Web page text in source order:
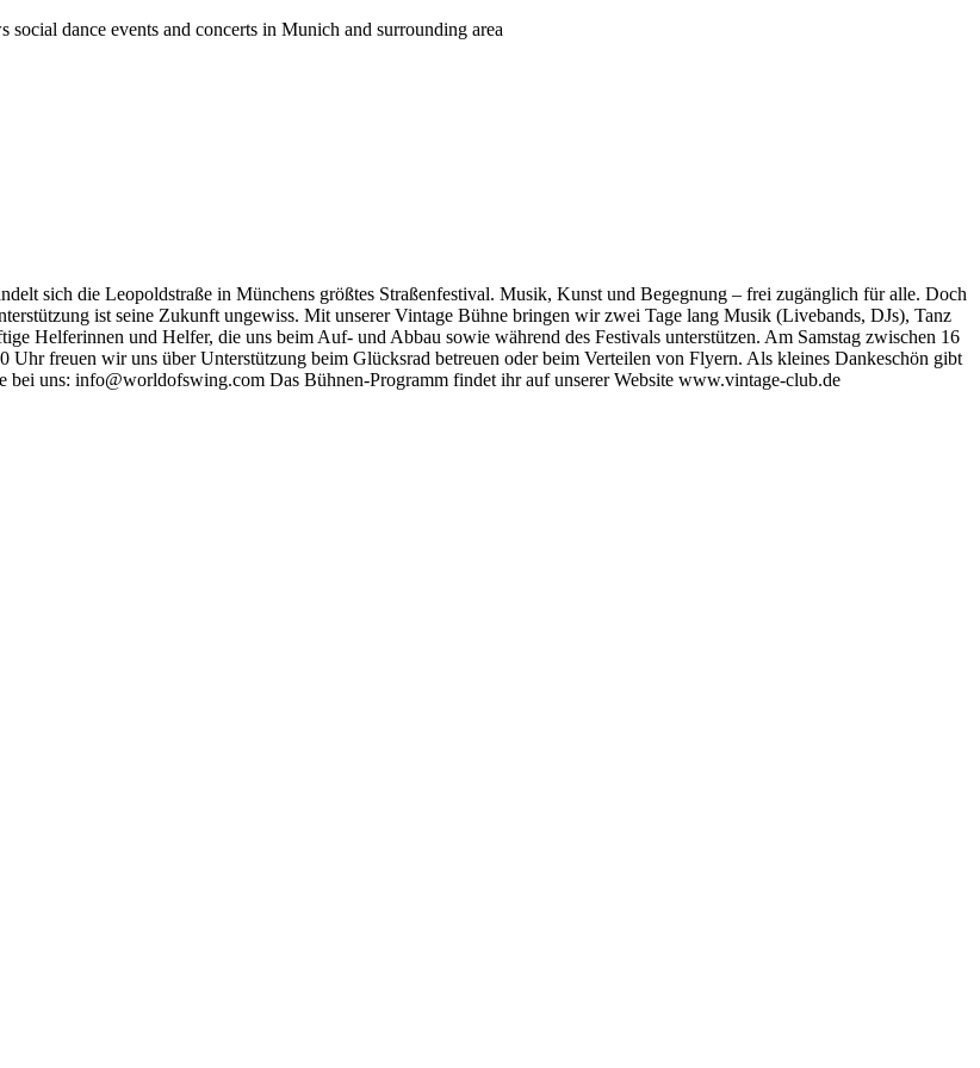
dance events and concerts in Munich and surrounding area
sich die Leopoldstraße in Münchens größtes Straßenfestival. Musik, Kunst und Begegnung – frei zugänglich für alle. Doch
ist seine Zukunft ungewiss. Mit unserer Vintage Bühne bringen wir zwei Tage lang Musik (Livebands, DJs), Tanz
Helferinnen und Helfer, die uns beim Auf- und Abbau sowie während des Festivals unterstützen. Am Samstag zwischen 16
freuen wir uns über Unterstützung beim Glücksrad betreuen oder beim Verteilen von Flyern. Als kleines Dankeschön gibt
uns: info@worldofswing.com Das Bühnen-Programm findet ihr auf unserer Website www.vintage-club.de